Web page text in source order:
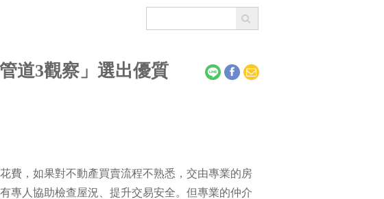
屋主售屋的稅
道3觀察」選出優質
費，如果對不動產買賣流程不熟悉，交由專業的房
專人協助檢查屋況、提升交易安全。但專業的仲介